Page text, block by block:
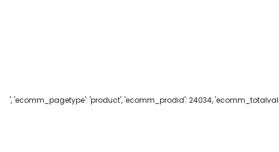
', 'ecomm_pagetype': 'product', 'ecomm_prodid': 24034,